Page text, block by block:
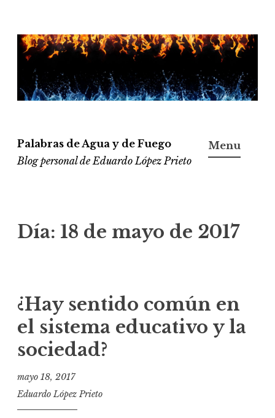
Ir
al
contenido
Palabras de Agua y de Fuego
Blog personal de Eduardo López Prieto
Menu
Día: 18 de mayo de 2017
¿Hay sentido común en
el sistema educativo y la
sociedad?
mayo 18, 2017
Eduardo López Prieto